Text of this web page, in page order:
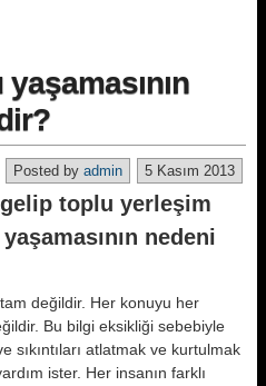
5 Kasım 2013
Posted by admin
toplu yerleşim
nedeni
değildir. Her konuyu her
Bu bilgi eksikliği sebebiyle
sıkıntıları atlatmak ve kurtulmak
ister. Her insanın farklı